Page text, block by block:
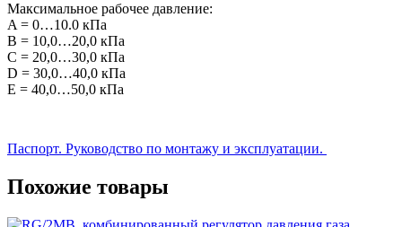
Максимальное рабочее давление:
A = 0…10.0 кПа
B = 10,0…20,0 кПа
C = 20,0…30,0 кПа
D = 30,0…40,0 кПа
E = 40,0…50,0 кПа
Паспорт. Руководство по монтажу и эксплуатации.
Похожие товары